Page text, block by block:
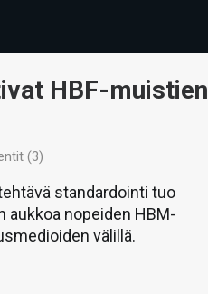
HBF-muistien
(3)
standardointi tuo
aukkoa nopeiden HBM-
välillä.